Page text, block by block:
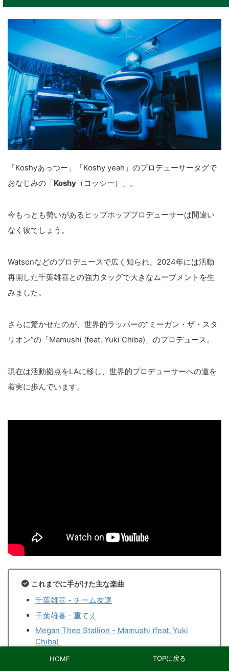
「Koshyあっつー」「Koshy yeah」のプロデューサータグで
おなじみの「Koshy （コッシー）」。
今もっとも勢いがあるヒップホッププロデューサーは間違い
なく彼でしょう。
Watsonなどのプロデュースで広く知られ、2024年には活動
再開した千葉雄喜との強力タッグで大きなムーブメントを生
みました。
さらに驚かせたのが、世界的ラッパーの“ミーガン・ザ・スタ
リオン”の「Mamushi (feat. Yuki Chiba)」のプロデュース。
現在は活動拠点をLAに移し、世界的プロデューサーへの道を
着実に歩んでいます。
これまでに手がけた主な楽曲
千葉雄喜 - チーム友達
千葉雄喜 - 重てえ
Megan Thee Stallion - Mamushi (feat. Yuki
Chiba)
Watson, eyden - Working Class Anthem
HOME TOPに戻る